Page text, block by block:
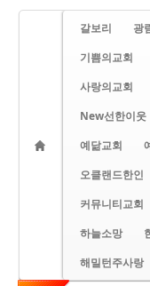
갈보리 광
기쁨의교회
사랑의교회
New선한이웃
예닮교회
오클랜드한인
커뮤니티교회
하늘소망
해밀턴주사랑